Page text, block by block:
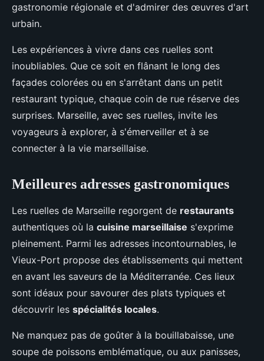
gastronomie régionale et d'admirer des œuvres d'art
urbain.
Les expériences à vivre dans ces ruelles sont
inoubliables. Que ce soit en flânant le long des
façades colorées ou en s'arrêtant dans un petit
restaurant typique, chaque coin de rue réserve des
surprises. Marseille, avec ses ruelles, invite les
voyageurs à explorer, à s'émerveiller et à se
connecter à la vie marseillaise.
Meilleures adresses gastronomiques
Les ruelles de Marseille regorgent de restaurants
authentiques où la cuisine marseillaise s'exprime
pleinement. Parmi les adresses incontournables, le
Vieux-Port propose des établissements qui mettent
en avant les saveurs de la Méditerranée. Ces lieux
sont idéaux pour savourer des plats typiques et
découvrir les spécialités locales.
Ne manquez pas de goûter à la bouillabaisse, une
soupe de poissons emblématique, ou aux panisses,